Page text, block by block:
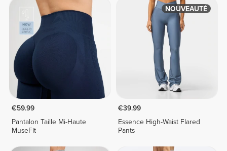
€59.99
Pantalon Taille Mi-Haute
MuseFit
NOUVEAUTÉ
€39.99
Essence High-Waist Flared
Pants